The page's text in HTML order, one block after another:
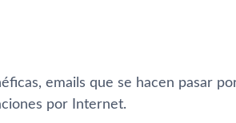
emails que se hacen pasar
por Internet.